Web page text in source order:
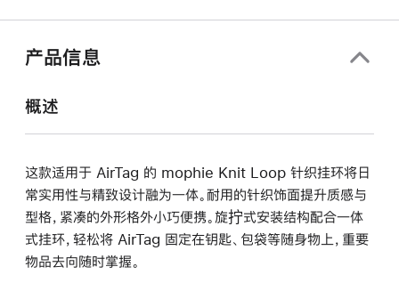
产品信息
概述
这款适用于 AirTag 的 mophie Knit Loop 针织挂环将日
常实用性与精致设计融为一体。耐用的针织饰面提升质感与
型格，紧凑的外形格外小巧便携。旋拧式安装结构配合一体
式挂环，轻松将 AirTag 固定在钥匙、包袋等随身物上，重要
物品去向随时掌握。